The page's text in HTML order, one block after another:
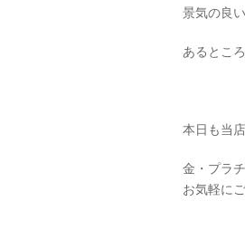
景気の良
あるとこ
本日も当
金・プラ
お気軽に